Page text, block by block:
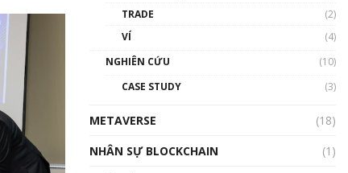
01:34:46
TRADE
(2)
VÍ
(4)
NGHIÊN CỨU
(10)
CASE STUDY
(3)
METAVERSE
(18)
NHÂN SỰ BLOCKCHAIN
(1)